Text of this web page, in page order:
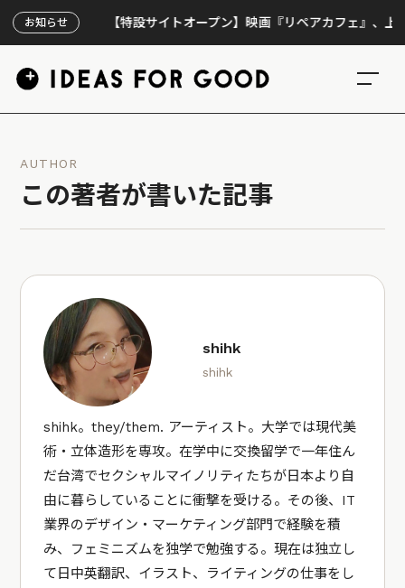
お知らせ【特設サイトオープン】映画『リペアカフェ』、上映300回
AUTHOR
この著者が書いた記事
shihk
shihk
shihk。they/them. アーティスト。大学では現代美
術・立体造形を専攻。在学中に交換留学で一年住ん
だ台湾でセクシャルマイノリティたちが日本より自
由に暮らしていることに衝撃を受ける。その後、IT
業界のデザイン・マーケティング部門で経験を積
み、フェミニズムを独学で勉強する。現在は独立し
て日中英翻訳、イラスト、ライティングの仕事をし